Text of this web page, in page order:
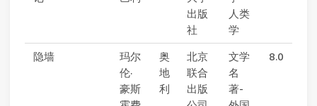
出版
社
人类
学
隐墙
玛尔
伦·
豪斯
奥
地
利
北京
联合
出版
文学
名
著-
8.0